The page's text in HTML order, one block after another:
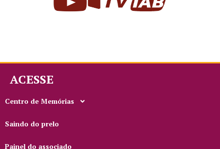
ACESSE
Centro de Memórias
Saindo do prelo
Painel do associado